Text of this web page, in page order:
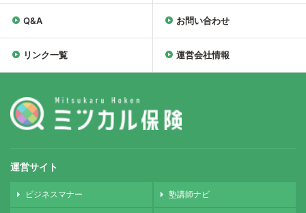
Q&A お問い合わせ
リンク一覧 運営会社情報
運営サイト
ビジネスマナー 塾講師ナビ